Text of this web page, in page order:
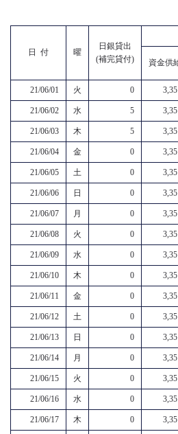
日 付 曜
日銀貸出
(補完貸付)
資金供
21/06/01 火 0
21/06/02 水 5
21/06/03 木 5
21/06/04 金 0
21/06/05 土 0
21/06/06 日 0
21/06/07 月 0
21/06/08 火 0
21/06/09 水 0
21/06/10 木 0
21/06/11 金 0
21/06/12 土 0
21/06/13 日 0
21/06/14 月 0
21/06/15 火 0
21/06/16 水 0
21/06/17 木 0